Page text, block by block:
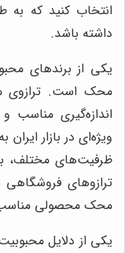
انتخاب کنید که به
داشته باشد.
یکی از برندهای
محک است. ترازوی
اندازه‌گیری مناسب
ویژه‌ای در بازار
ظرفیت‌های مختلف،
ترازوهای فروشگاهی
محک محصولی مناسب
یکی از دلایل